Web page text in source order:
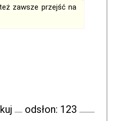
zawsze przejść na
odsłon: 123